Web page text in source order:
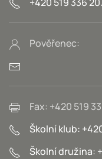
Pověřenec:
Fax: +420 519
Školní klub:
Školní družina: